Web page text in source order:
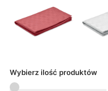
Wybierz ilość produktów